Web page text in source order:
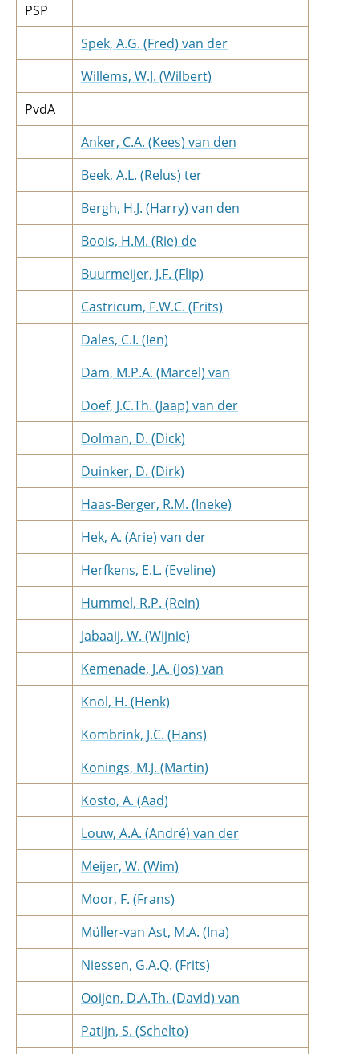
PSP
Spek, A.G. (Fred) van der
Willems, W.J. (Wilbert)
PvdA
Anker, C.A. (Kees) van den
Beek, A.L. (Relus) ter
Bergh, H.J. (Harry) van den
Boois, H.M. (Rie) de
Buurmeijer, J.F. (Flip)
Castricum, F.W.C. (Frits)
Dales, C.I. (Ien)
Dam, M.P.A. (Marcel) van
Doef, J.C.Th. (Jaap) van der
Dolman, D. (Dick)
Duinker, D. (Dirk)
Haas-Berger, R.M. (Ineke)
Hek, A. (Arie) van der
Herfkens, E.L. (Eveline)
Hummel, R.P. (Rein)
Jabaaij, W. (Wijnie)
Kemenade, J.A. (Jos) van
Knol, H. (Henk)
Kombrink, J.C. (Hans)
Konings, M.J. (Martin)
Kosto, A. (Aad)
Louw, A.A. (André) van der
Meijer, W. (Wim)
Moor, F. (Frans)
Müller-van Ast, M.A. (Ina)
Niessen, G.A.Q. (Frits)
Ooijen, D.A.Th. (David) van
Patijn, S. (Schelto)